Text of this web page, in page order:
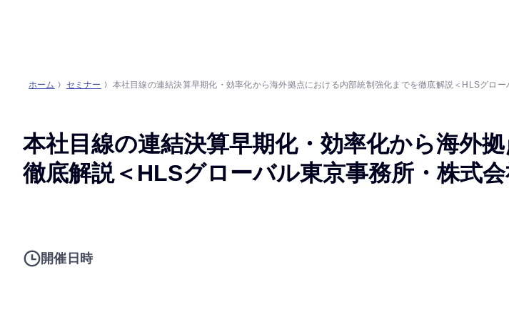
ホーム セミナー 本社目線の連結決算早期化・効率化から海外拠点における内部統制強化までを徹底解説＜HLSグロ
本社目線の連結決算早期化・効率化から海外
徹底解説＜HLSグローバル東京事務所・株式
開催日時